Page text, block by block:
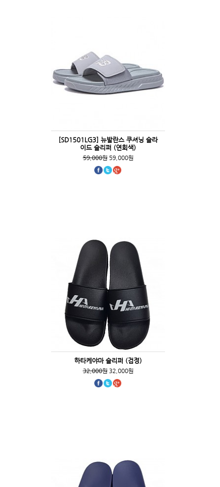
[SD1501LG3] 뉴발란스 쿠셔닝 슬라
이드 슬리퍼 (연회색)
59,000원59,000원
하타케야마 슬리퍼 (검정)
32,000원32,000원